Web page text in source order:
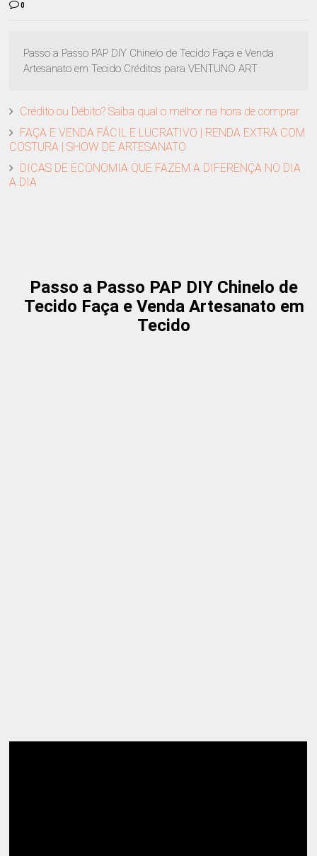
0
Passo a Passo PAP DIY Chinelo de Tecido Faça e Venda
Artesanato em Tecido Créditos para VENTUNO ART
Crédito ou Débito? Saiba qual o melhor na hora de comprar
FAÇA E VENDA FÁCIL E LUCRATIVO | RENDA EXTRA COM
COSTURA | SHOW DE ARTESANATO
DICAS DE ECONOMIA QUE FAZEM A DIFERENÇA NO DIA
A DIA
Passo a Passo PAP DIY Chinelo de
Tecido Faça e Venda Artesanato em
Tecido